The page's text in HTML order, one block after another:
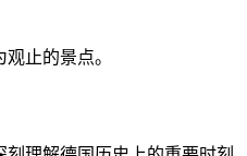
止的景点。